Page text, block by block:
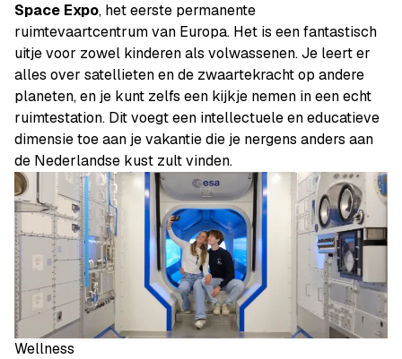
Space Expo, het eerste permanente
ruimtevaartcentrum van Europa. Het is een fantastisch
uitje voor zowel kinderen als volwassenen. Je leert er
alles over satellieten en de zwaartekracht op andere
planeten, en je kunt zelfs een kijkje nemen in een echt
ruimtestation. Dit voegt een intellectuele en educatieve
dimensie toe aan je vakantie die je nergens anders aan
de Nederlandse kust zult vinden.
Wellness